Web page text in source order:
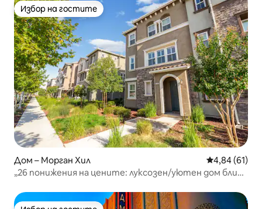
Избор на гостите
Избор на гостите
Дом – Морган Хил Средна
4,84 (61)
„26 понижения на цените: луксозен/уютен дом близо